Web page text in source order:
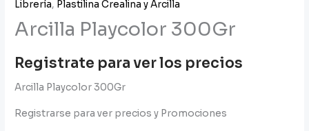
Librería, Plastilina Crealina y Arcilla
Arcilla Playcolor 300Gr
Registrate para ver los precios
Arcilla Playcolor 300Gr
Registrarse para ver precios y Promociones